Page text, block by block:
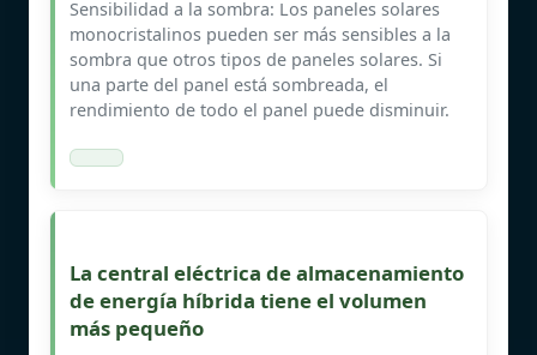
Sensibilidad a la sombra: Los paneles solares
monocristalinos pueden ser más sensibles a la
sombra que otros tipos de paneles solares. Si
una parte del panel está sombreada, el
rendimiento de todo el panel puede disminuir.
La central eléctrica de almacenamiento
de energía híbrida tiene el volumen
más pequeño